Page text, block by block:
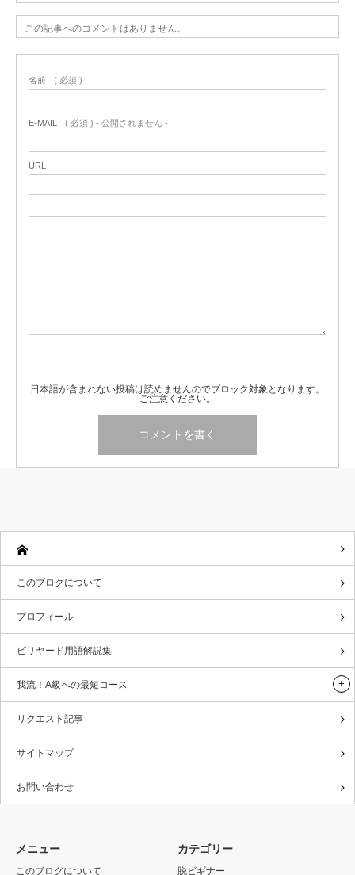
この記事へのコメントはありません。
名前 ( 必須 )
E-MAIL ( 必須 ) - 公開されません -
URL
日本語が含まれない投稿は読めませんのでブロック対象となります。
ご注意ください。
このブログについて
プロフィール
ビリヤード用語解説集
我流！A級への最短コース
リクエスト記事
サイトマップ
お問い合わせ
メニュー
このブログについて
カテゴリー
脱ビギナー